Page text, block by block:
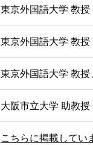
東京外国語大学 教
東京外国語大学 教
東京外国語大学 教
大阪市立大学 助教
こちらに掲載してい